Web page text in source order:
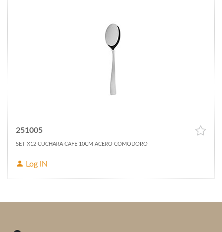
251005
SET X12 CUCHARA CAFE 10CM ACERO COMODORO
Log IN